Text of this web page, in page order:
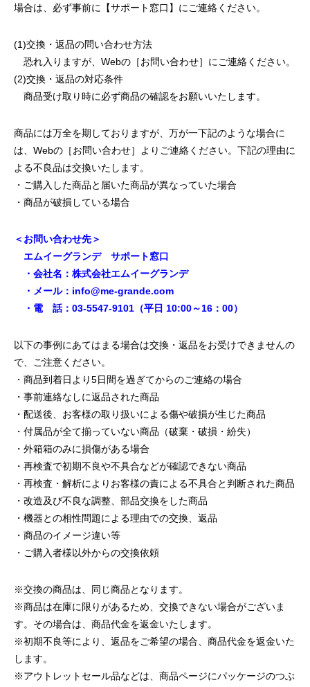
場合は、必ず事前に【サポート窓口】にご連絡ください。
(1)交換・返品の問い合わせ方法
恐れ入りますが、Webの［お問い合わせ］にご連絡ください。
(2)交換・返品の対応条件
商品受け取り時に必ず商品の確認をお願いいたします。
商品には万全を期しておりますが、万が一下記のような場合に
は、Webの［お問い合わせ］よりご連絡ください。下記の理由に
よる不良品は交換いたします。
・ご購入した商品と届いた商品が異なっていた場合
・商品が破損している場合
＜お問い合わせ先＞
エムイーグランデ サポート窓口
・会社名：株式会社エムイーグランデ
・メール：info@me-grande.com
・電 話：03-5547-9101（平日 10:00～16：00）
以下の事例にあてはまる場合は交換・返品をお受けできませんの
で、ご注意ください。
・商品到着日より5日間を過ぎてからのご連絡の場合
・事前連絡なしに返品された商品
・配送後、お客様の取り扱いによる傷や破損が生じた商品
・付属品が全て揃っていない商品（破棄・破損・紛失）
・外箱箱のみに損傷がある場合
・再検査で初期不良や不具合などが確認できない商品
・再検査・解析によりお客様の責による不具合と判断された商品
・改造及び不良な調整、部品交換をした商品
・機器との相性問題による理由での交換、返品
・商品のイメージ違い等
・ご購入者様以外からの交換依頼
※交換の商品は、同じ商品となります。
※商品は在庫に限りがあるため、交換できない場合がございま
す。その場合は、商品代金を返金いたします。
※初期不良等により、返品をご希望の場合、商品代金を返金いた
します。
※アウトレットセール品などは、商品ページにパッケージのつぶ